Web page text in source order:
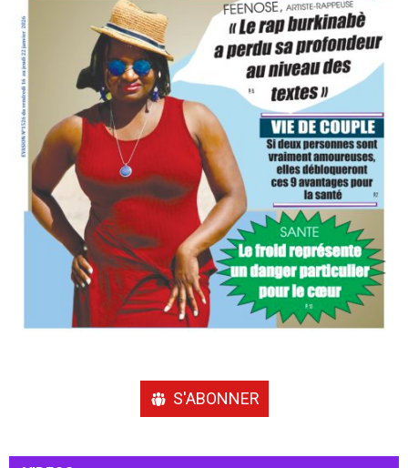
S'ABONNER